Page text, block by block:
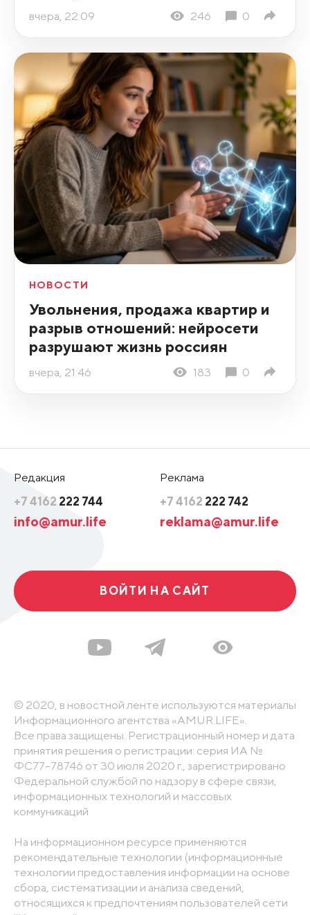
вчера, 22:09 246 0
НОВОСТИ
Увольнения, продажа квартир и
разрыв отношений: нейросети
разрушают жизнь россиян
вчера, 21:46 183 0
Редакция
+7 4162 222 744
info@amur.life
Реклама
+7 4162 222 742
reklama@amur.life
ВОЙТИ НА САЙТ
© 2020, в новостной ленте используются материалы
Информационного агентства «AMUR.LIFE».
Все права защищены. Регистрационный номер и дата
принятия решения о регистрации: серия ИА №
ФС77-78746 от 30 июля 2020 г., зарегистрировано
Федеральной службой по надзору в сфере связи,
информационных технологий и массовых
коммуникаций
На информационном ресурсе применяются
рекомендательные технологии (информационные
технологии предоставления информации на основе
сбора, систематизации и анализа сведений,
относящихся к предпочтениям пользователей сети